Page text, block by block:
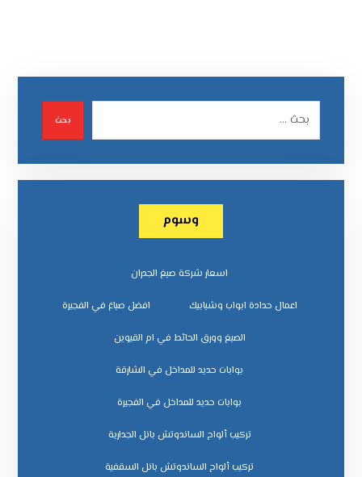
بحث
وسوم
اسعار شركة صبغ الجدران
اعمال حدادة ابواب وشبابيك افضل صباغ في الفجيرة
الصبغ وورق الحائط في ام القيوين
بوابات حديد للمداخل في الشارقة
بوابات حديد للمداخل في الفجيرة
تركيب ألواح الساندوتش بانل الجدارية
تركيب ألواح الساندوتش بانل السقفية